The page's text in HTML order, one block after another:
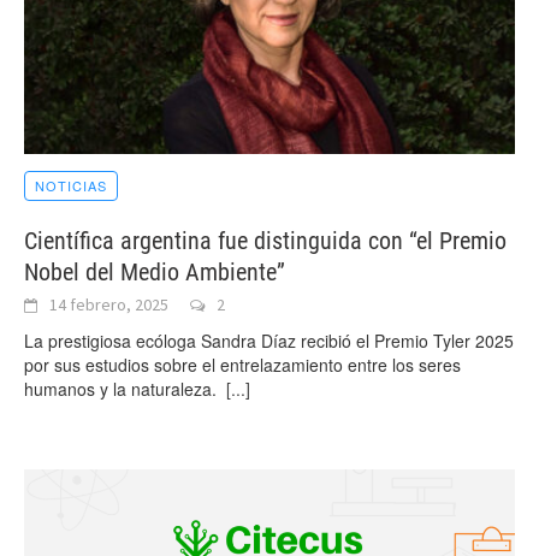
NOTICIAS
Científica argentina fue distinguida con “el Premio
Nobel del Medio Ambiente”
14 febrero, 2025 2
La prestigiosa ecóloga Sandra Díaz recibió el Premio Tyler 2025
por sus estudios sobre el entrelazamiento entre los seres
humanos y la naturaleza. [...]